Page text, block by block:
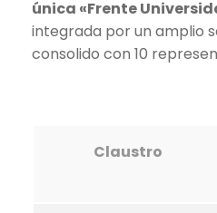
única «Frente
integrada por un amplio
consolido con 10
Claustro